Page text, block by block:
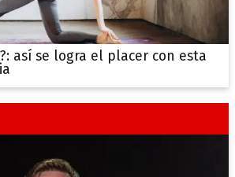
así se logra el placer con esta